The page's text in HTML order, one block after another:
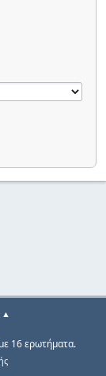
▲
16 ερωτήματα.